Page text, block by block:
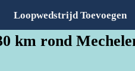
Loopwedstrijd Toevoegen
km rond